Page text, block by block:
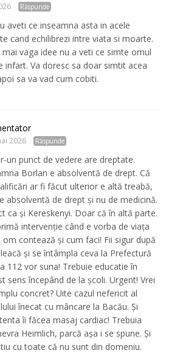
Răspunde
aveti ce inseamna asta in acele
cand echilibrezi intre viata si moarte.
mai vaga idee nu a veti ce simte omul
infart. Va doresc sa doar simtit acea
sa va vad cum cobiti.
2026 Răspunde
un punct de vedere are dreptate.
Borlan e absolventă de drept. Că
ar fi făcut ulterior e altă treabă,
absolventă de drept și nu de medicină.
ca și Kereskenyi. Doar că în altă parte.
intervenție când e vorba de viața
om contează și cum faci! Fii sigur după
și se întâmpla ceva la Prefectură
112 vor suna! Trebuie educatie în
sens începând de la școli. Urgent! Vrei
concret? Uite cazul nefericit al
înecat cu mâncare la Bacău. Și
îi făcea masaj cardiac! Trebuia
Heimlich, parcă așa i se spune. Și
cu toate că nu sunt din domeniu.